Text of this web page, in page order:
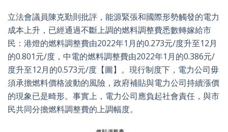
立法會議員陳克勤則批評，能源緊張和國際形勢觸發的電力
成本上升，已經通過不斷上調的燃料調整費悉數轉嫁給市
民：港燈的燃料調整費由2022年1月的0.273元/度升至12月
的0.801元/度，中電的燃料調整費由2022年1月的0.386元/
度升至12月的0.573元/度【圖】。現行制度下，電力公司毋
須承擔燃料價格波動的風險，政府補貼與電力公司持續漲價
的現象已是畸形。事實上，電力公司應負起社會責任，與市
民共同分擔燃料調整費的上調幅度。